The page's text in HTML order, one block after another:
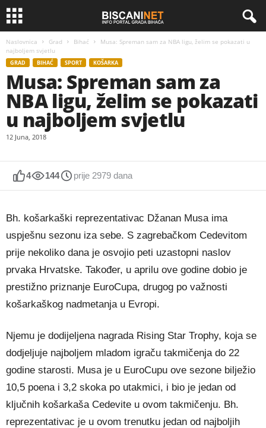
Naslovnica Grad Bihać
Musa: Spreman sam za NBA ligu, želim se pokazati u
najboljem svjetlu
GRAD BIHAĆ SPORT KOŠARKA
Musa: Spreman sam za
NBA ligu, želim se pokazati
u najboljem svjetlu
12 Juna, 2018
4 144 prije 2979 dana
Bh. košarkaški reprezentativac Džanan Musa ima
uspješnu sezonu iza sebe. S zagrebačkom Cedevitom
prije nekoliko dana je osvojio peti uzastopni naslov
prvaka Hrvatske. Također, u aprilu ove godine dobio je
prestižno priznanje EuroCupa, drugog po važnosti
košarkaškog nadmetanja u Evropi.
Njemu je dodijeljena nagrada Rising Star Trophy, koja se
dodjeljuje najboljem mladom igraču takmičenja do 22
godine starosti. Musa je u EuroCupu ove sezone bilježio
10,5 poena i 3,2 skoka po utakmici, i bio je jedan od
ključnih košarkaša Cedevite u ovom takmičenju. Bh.
reprezentativac je u ovom trenutku jedan od najboljih